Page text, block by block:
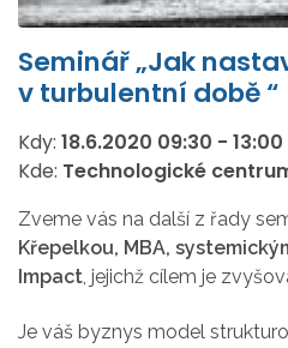
Seminář „Jak
v turbulentní době “
Kdy: 18.6.2020 09:30 - 13:00
Kde: Technologické centrum AV
Zveme vás na další z řady
Křepelkou, MBA,
Impact, jejichž cílem je
Je váš byznys model